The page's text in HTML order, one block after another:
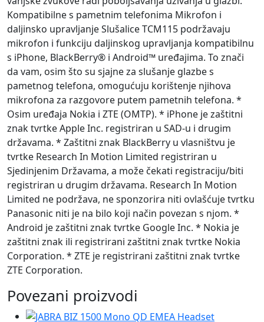
Kompatibilne s pametnim telefonima Mikrofon i
daljinsko upravljanje Slušalice TCM115 podržavaju
mikrofon i funkciju daljinskog upravljanja kompatibilnu
s iPhone, BlackBerry® i Android™ uređajima. To znači
da vam, osim što su sjajne za slušanje glazbe s
pametnog telefona, omogućuju korištenje njihova
mikrofona za razgovore putem pametnih telefona. *
Osim uređaja Nokia i ZTE (OMTP). * iPhone je zaštitni
znak tvrtke Apple Inc. registriran u SAD-u i drugim
državama. * Zaštitni znak BlackBerry u vlasništvu je
tvrtke Research In Motion Limited registriran u
Sjedinjenim Državama, a može čekati registraciju/biti
registriran u drugim državama. Research In Motion
Limited ne podržava, ne sponzorira niti ovlašćuje tvrtku
Panasonic niti je na bilo koji način povezan s njom. *
Android je zaštitni znak tvrtke Google Inc. * Nokia je
zaštitni znak ili registrirani zaštitni znak tvrtke Nokia
Corporation. * ZTE je registrirani zaštitni znak tvrtke
ZTE Corporation.
Povezani proizvodi